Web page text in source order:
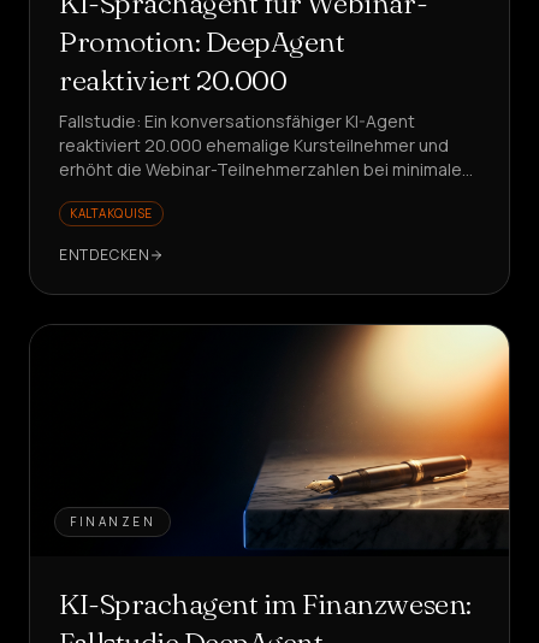
Promotion: DeepAgent
reaktiviert 20.000
Fallstudie: Ein konversationsfähiger KI-Agent
reaktiviert 20.000 ehemalige Kursteilnehmer und
erhöht die Webinar-Teilnehmerzahlen bei minimalen
stressfrei skalieren?
KALTAKQUISE
ENTDECKEN
FINANZEN
KI-Sprachagent im Finanzwesen: